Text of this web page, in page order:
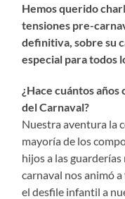
Hemos querido
tensiones pre-
definitiva, sobre su
especial para todos
¿Hace cuántos
del Carnaval?
Nuestra aventura la
mayoría de los
hijos a las
carnaval nos animó
el desfile infantil a